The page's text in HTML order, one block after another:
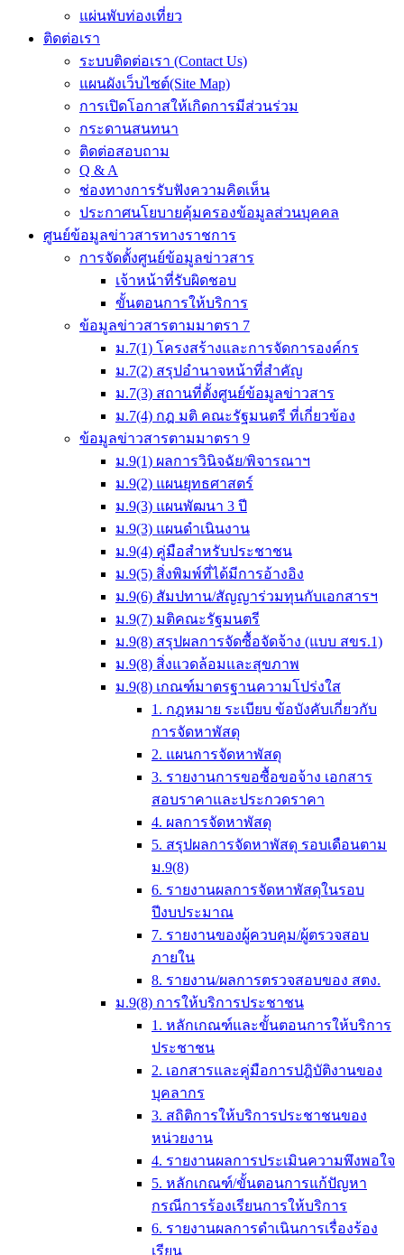
แผ่นพับท่องเที่ยว
ติดต่อเรา
ระบบติดต่อเรา (Contact Us)
แผนผังเว็บไซต์(Site Map)
การเปิดโอกาสให้เกิดการมีส่วนร่วม
กระดานสนทนา
ติดต่อสอบถาม
Q & A
ช่องทางการรับฟังความคิดเห็น
ประกาศนโยบายคุ้มครองข้อมูลส่วนบุคคล
ศูนย์ข้อมูลข่าวสารทางราชการ
การจัดตั้งศูนย์ข้อมูลข่าวสาร
เจ้าหน้าที่รับผิดชอบ
ขั้นตอนการให้บริการ
ข้อมูลข่าวสารตามมาตรา 7
ม.7(1) โครงสร้างและการจัดการองค์กร
ม.7(2) สรุปอำนาจหน้าที่สำคัญ
ม.7(3) สถานที่ตั้งศูนย์ข้อมูลข่าวสาร
ม.7(4) กฎ มติ คณะรัฐมนตรี ที่เกี่ยวข้อง
ข้อมูลข่าวสารตามมาตรา 9
ม.9(1) ผลการวินิจฉัย/พิจารณาฯ
ม.9(2) แผนยุทธศาสตร์
ม.9(3) แผนพัฒนา 3 ปี
ม.9(3) แผนดำเนินงาน
ม.9(4) คู่มือสำหรับประชาชน
ม.9(5) สิ่งพิมพ์ที่ได้มีการอ้างอิง
ม.9(6) สัมปทาน/สัญญาร่วมทุนกับเอกสารฯ
ม.9(7) มติคณะรัฐมนตรี
ม.9(8) สรุปผลการจัดซื้อจัดจ้าง (แบบ สขร.1)
ม.9(8) สิ่งแวดล้อมและสุขภาพ
ม.9(8) เกณฑ์มาตรฐานความโปร่งใส
1. กฎหมาย ระเบียบ ข้อบังคับเกี่ยวกับ
การจัดหาพัสดุ
2. แผนการจัดหาพัสดุ
3. รายงานการขอซื้อขอจ้าง เอกสาร
สอบราคาและประกวดราคา
4. ผลการจัดหาพัสดุ
5. สรุปผลการจัดหาพัสดุ รอบเดือนตาม
ม.9(8)
6. รายงานผลการจัดหาพัสดุในรอบ
ปีงบประมาณ
7. รายงานของผู้ควบคุม/ผู้ตรวจสอบ
ภายใน
8. รายงาน/ผลการตรวจสอบของ สตง.
ม.9(8) การให้บริการประชาชน
1. หลักเกณฑ์และขั้นตอนการให้บริการ
ประชาชน
2. เอกสารและคู่มือการปฎิบัติงานของ
บุคลากร
3. สถิติการให้บริการประชาชนของ
หน่วยงาน
4. รายงานผลการประเมินความพึงพอใจ
5. หลักเกณฑ์/ขั้นตอนการแก้ปัญหา
กรณีการร้องเรียนการให้บริการ
6. รายงานผลการดำเนินการเรื่องร้อง
เรียน